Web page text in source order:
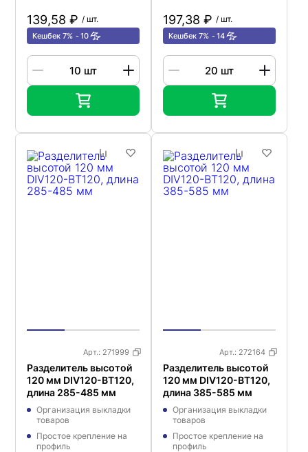
139,58 ₽ / шт.
Кешбек 7% 10
197,38 ₽ / шт.
Кешбек 7% 14
Арт.: 271999
Разделитель высотой
120 мм DIV120-BT120,
длина 285-485 мм
Организация выкладки
товаров
Простое крепление на
профиль
Арт.: 272164
Разделитель высотой
120 мм DIV120-BT120,
длина 385-585 мм
Организация выкладки
товаров
Простое крепление на
профиль